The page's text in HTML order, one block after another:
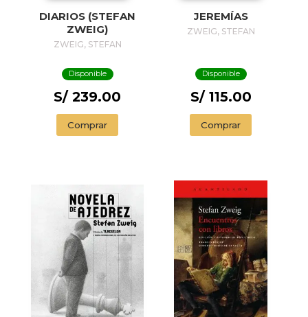
DIARIOS (STEFAN
ZWEIG)
ZWEIG, STEFAN
Disponible
S/ 239.00
Comprar
JEREMÍAS
ZWEIG, STEFAN
Disponible
S/ 115.00
Comprar